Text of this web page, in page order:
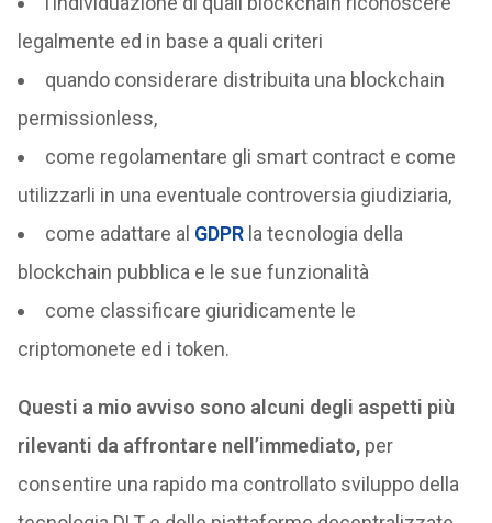
legalmente ed in base a quali criteri
quando considerare distribuita una blockchain
permissionless,
come regolamentare gli smart contract e come
utilizzarli in una eventuale controversia giudiziaria,
come adattare al GDPRla tecnologia della
blockchain pubblica e le sue funzionalità
come classificare giuridicamente le
criptomonete ed i token.
Questi a mio avviso sono alcuni degli aspetti più
rilevanti da affrontare nell’immediato,per
consentire una rapido ma controllato sviluppo della